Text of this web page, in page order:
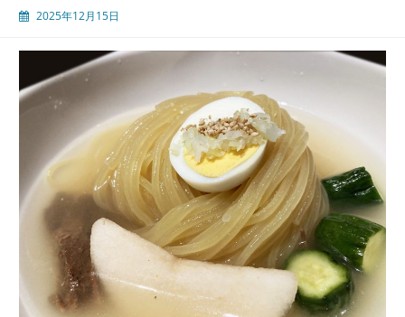
し
と
贅
さ
を
極
る
代
グ
ル
メ
事
2025年12月15日